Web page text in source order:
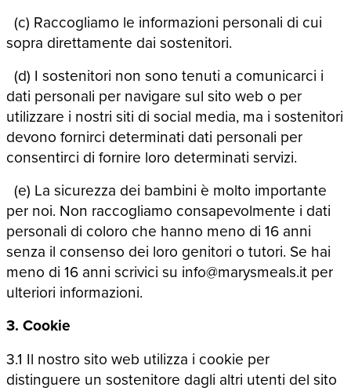
(c) Raccogliamo le informazioni personali di cui
sopra direttamente dai sostenitori.
(d) I sostenitori non sono tenuti a comunicarci i
dati personali per navigare sul sito web o per
utilizzare i nostri siti di social media, ma i sostenitori
devono fornirci determinati dati personali per
consentirci di fornire loro determinati servizi.
(e) La sicurezza dei bambini è molto importante
per noi. Non raccogliamo consapevolmente i dati
personali di coloro che hanno meno di 16 anni
senza il consenso dei loro genitori o tutori. Se hai
meno di 16 anni scrivici su info@marysmeals.it per
ulteriori informazioni.
3. Cookie
3.1 Il nostro sito web utilizza i cookie per
distinguere un sostenitore dagli altri utenti del sito